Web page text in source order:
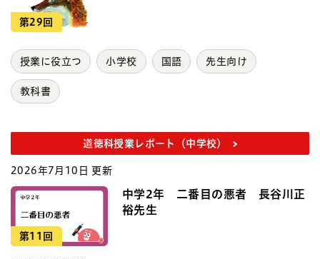
第29回
授業に役立つ 小学校 国語 先生向け
教科書
道徳科授業レポート（中学校）
2026年7月10日 更新
第11回
中学2年 二番目の悪者 長谷川正
裕先生